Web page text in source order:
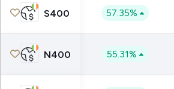
S400 57.35%
N400 55.31%